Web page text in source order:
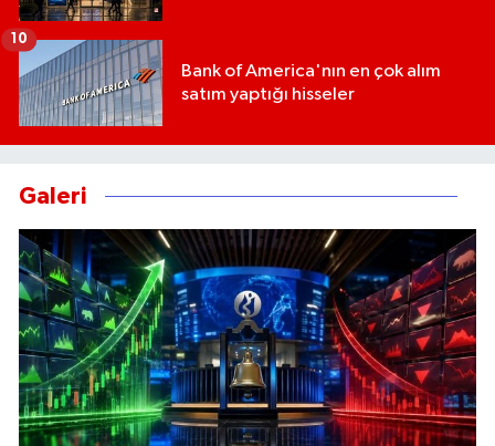
Bank of America'nın en çok alım
satım yaptığı hisseler
10
Galeri